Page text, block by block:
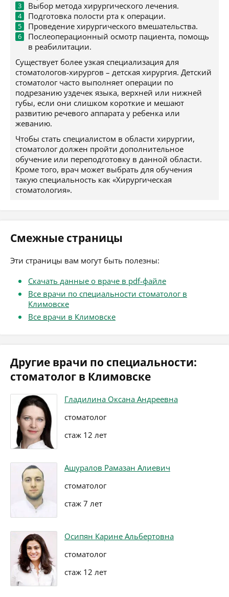
Выбор метода хирургического лечения.
Подготовка полости рта к операции.
Проведение хирургического вмешательства.
Послеоперационный осмотр пациента, помощь
в реабилитации.
Существует более узкая специализация для
стоматологов-хирургов – детская хирургия. Детский
стоматолог часто выполняет операции по
подрезанию уздечек языка, верхней или нижней
губы, если они слишком короткие и мешают
развитию речевого аппарата у ребенка или
жеванию.
Чтобы стать специалистом в области хирургии,
стоматолог должен пройти дополнительное
обучение или переподготовку в данной области.
Кроме того, врач может выбрать для обучения
такую специальность как «Хирургическая
стоматология».
Смежные страницы
Эти страницы вам могут быть полезны:
Скачать данные о враче в pdf-файле
Все врачи по специальности стоматолог в
Климовске
Все врачи в Климовске
Другие врачи по специальности:
стоматолог в Климовске
Гладилина Оксана Андреевна
стоматолог
стаж 12 лет
Ашуралов Рамазан Алиевич
стоматолог
стаж 7 лет
Осипян Карине Альбертовна
стоматолог
стаж 12 лет